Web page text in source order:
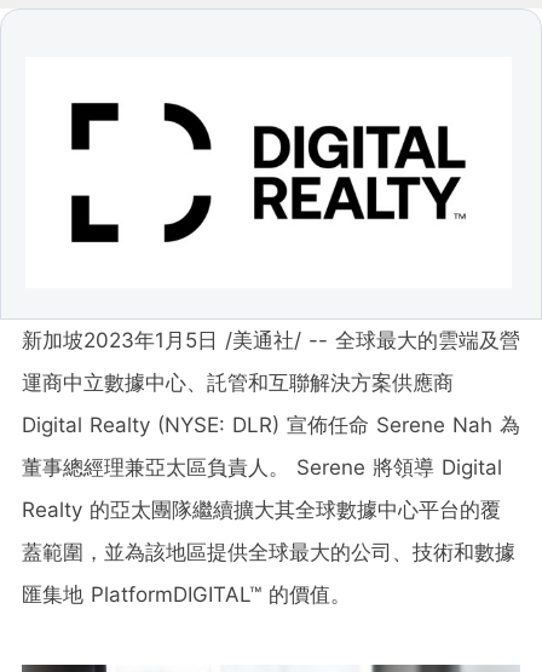
新加坡2023年1月5日 /美通社/ -- 全球最大的雲端及營
運商中立數據中心、託管和互聯解決方案供應商
Digital Realty (NYSE: DLR) 宣佈任命 Serene Nah 為
董事總經理兼亞太區負責人。 Serene 將領導 Digital
Realty 的亞太團隊繼續擴大其全球數據中心平台的覆
蓋範圍，並為該地區提供全球最大的公司、技術和數據
匯集地 PlatformDIGITAL™ 的價值。